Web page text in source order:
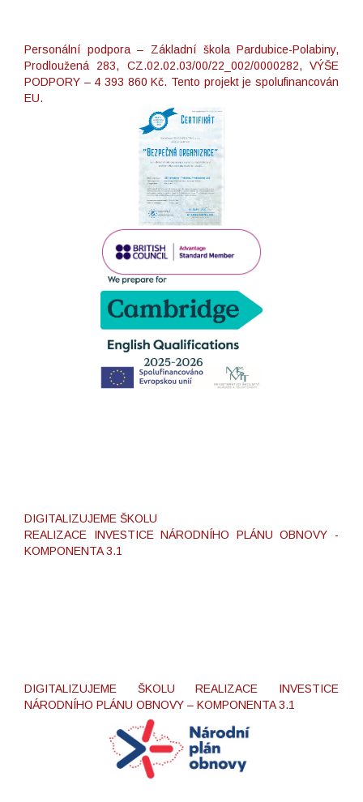
Personální podpora – Základní škola Pardubice-Polabiny,
Prodloužená 283, CZ.02.02.03/00/22_002/0000282, VÝŠE
PODPORY – 4 393 860 Kč. Tento projekt je spolufinancován
EU.
DIGITALIZUJEME ŠKOLU
REALIZACE INVESTICE NÁRODNÍHO PLÁNU OBNOVY -
KOMPONENTA 3.1
DIGITALIZUJEME ŠKOLU REALIZACE INVESTICE
NÁRODNÍHO PLÁNU OBNOVY – KOMPONENTA 3.1